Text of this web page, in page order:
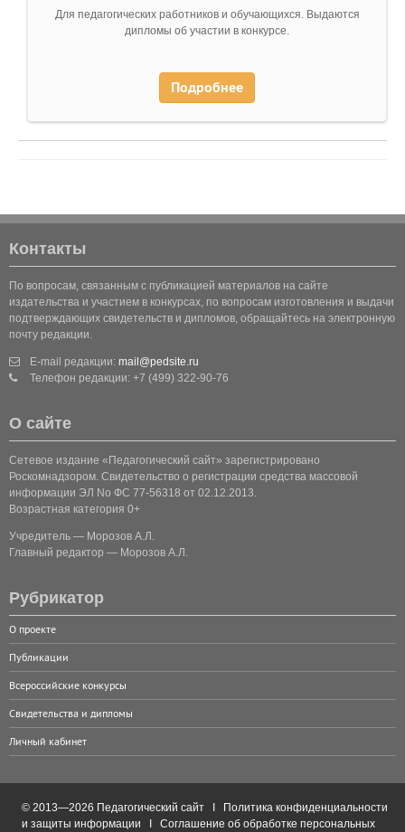
Для педагогических работников и обучающихся. Выдаются
дипломы об участии в конкурсе.
Подробнее
Контакты
По вопросам, связанным с публикацией материалов на сайте
издательства и участием в конкурсах, по вопросам изготовления и выдачи
подтверждающих свидетельств и дипломов, обращайтесь на электронную
почту редакции.
E-mail редакции: mail@pedsite.ru
Телефон редакции: +7 (499) 322-90-76
О сайте
Сетевое издание «Педагогический сайт» зарегистрировано
Роскомнадзором. Свидетельство о регистрации средства массовой
информации ЭЛ No ФС 77-56318 от 02.12.2013.
Возрастная категория 0+
Учредитель — Морозов А.Л.
Главный редактор — Морозов А.Л.
Рубрикатор
О проекте
Публикации
Всероссийские конкурсы
Свидетельства и дипломы
Личный кабинет
© 2013—2026 Педагогический сайт I
Политика конфиденциальности
и защиты информации
Соглашение об обработке персональных